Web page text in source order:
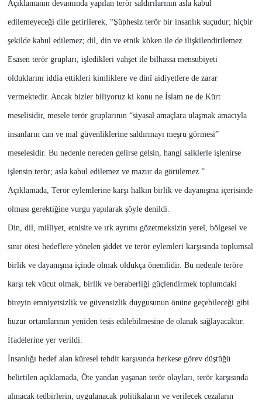
Açıklamanın devamında yapılan terör saldırılarının asla kabul
edilemeyeceği dile getirilerek, “Şüphesiz terör bir insanlık suçudur; hiçbir
şekilde kabul edilemez; dil, din ve etnik köken ile de ilişkilendirilemez.
Esasen terör grupları, işledikleri vahşet ile bilhassa mensubiyeti
olduklarını iddia ettikleri kimliklere ve dinî aidiyetlere de zarar
vermektedir. Ancak bizler biliyoruz ki konu ne İslam ne de Kürt
meselisidir, mesele terör gruplarının “siyasal amaçlara ulaşmak amacıyla
insanların can ve mal güvenliklerine saldırmayı meşru görmesi”
meselesidir. Bu nedenle nereden gelirse gelsin, hangi saiklerle işlenirse
işlensin terör; asla kabul edilemez ve mazur da görülemez.”
Açıklamada, Terör eylemlerine karşı halkın birlik ve dayanışma içerisinde
olması gerektiğine vurgu yapılarak şöyle denildi.
Din, dil, milliyet, etnisite ve ırk ayrımı gözetmeksizin yerel, bölgesel ve
sınır ötesi hedeflere yönelen şiddet ve terör eylemleri karşısında toplumsal
birlik ve dayanışma içinde olmak oldukça önemlidir. Bu nedenle teröre
karşı tek vücut olmak, birlik ve beraberliği güçlendirmek toplumdaki
bireyin emniyetsizlik ve güvensizlik duygusunun önüne geçebileceği gibi
huzur ortamlarının yeniden tesis edilebilmesine de olanak sağlayacaktır.
İfadelerine yer verildi.
İnsanlığı hedef alan küresel tehdit karşısında herkese görev düştüğü
belirtilen açıklamada, Öte yandan yaşanan terör olayları, terör karşısında
alınacak tedbirlerin, uygulanacak politikaların ve verilecek cezaların